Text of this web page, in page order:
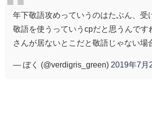
年下敬語攻めっていうのはたぶん、受
敬語を使うっていうcpだと思うんです
さんが居ないとこだと敬語じゃない場
— ぼく (@verdigris_green) 2019年7月